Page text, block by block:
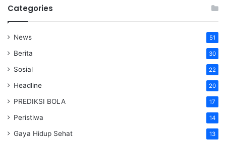
Categories
News 51
Berita 30
Sosial 22
Headline 20
PREDIKSI BOLA 17
Peristiwa 14
Gaya Hidup Sehat 13